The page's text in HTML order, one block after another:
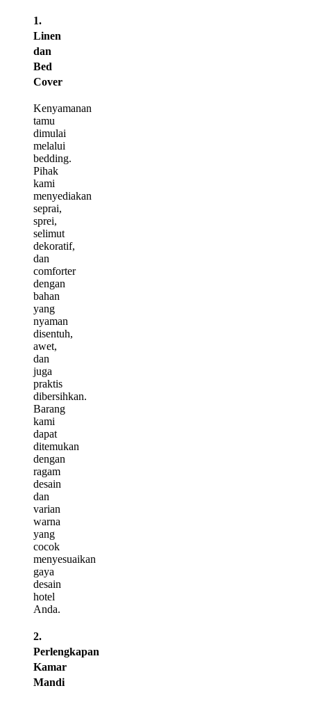
1.
Linen
dan
Bed
Cover
Kenyamanan
tamu
dimulai
melalui
bedding.
Pihak
kami
menyediakan
seprai,
sprei,
selimut
dekoratif,
dan
comforter
dengan
bahan
yang
nyaman
disentuh,
awet,
dan
juga
praktis
dibersihkan.
Barang
kami
dapat
ditemukan
dengan
ragam
desain
dan
varian
warna
yang
cocok
menyesuaikan
gaya
desain
hotel
Anda.
2.
Perlengkapan
Kamar
Mandi